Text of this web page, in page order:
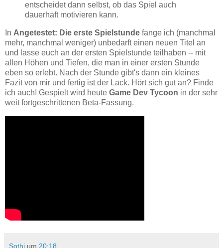
entscheidet dann selbst, ob das Spiel auch
dauerhaft motivieren kann.
In Angetestet: Die erste Spielstunde fange ich (manchmal
mehr, manchmal weniger) unbedarft einen neuen Titel an
und lasse euch an der ersten Spielstunde teilhaben -- mit
allen Höhen und Tiefen, die man in einer ersten Stunde
eben so erlebt. Nach der Stunde gibt's dann ein kleines
Fazit von mir und fertig ist der Lack. Hört sich gut an? Finde
ich auch! Gespielt wird heute Game Dev Tycoon in der sehr
weit fortgeschrittenen Beta-Fassung.
Sothi um 20:18